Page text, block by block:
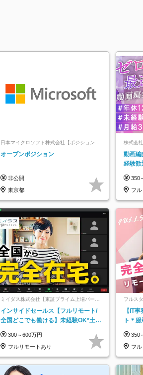
日本マイクロソフト株式会社【ポジションマ
ッチ登録】
オープンポジション
非公開
東京都
株式会
動画
経験歓
350
フ
ミイダス株式会社【東証プライム上場パーソ
インサイドセールス【フルリモート/
全国どこでも働ける】未経験OK*土日
300～600万円
フルリモートあり
フルス
【IT
ト＊
350
フ